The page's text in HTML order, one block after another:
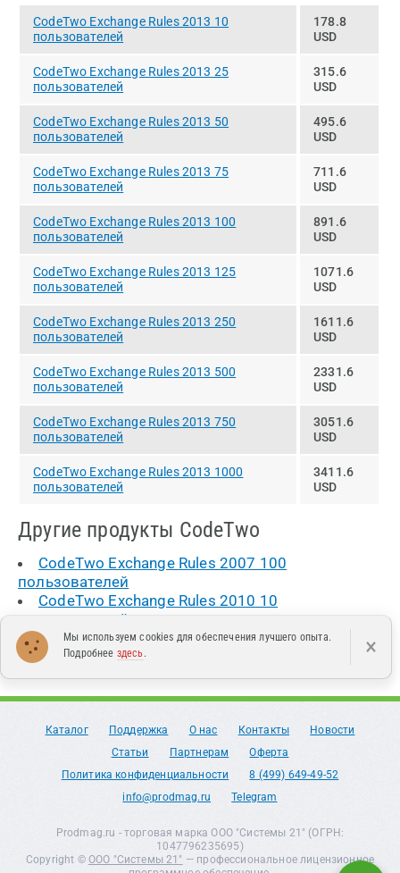
CodeTwo Exchange Rules 2013 10
пользователей
178.8
USD
CodeTwo Exchange Rules 2013 25
пользователей
315.6
USD
CodeTwo Exchange Rules 2013 50
пользователей
495.6
USD
CodeTwo Exchange Rules 2013 75
пользователей
711.6
USD
CodeTwo Exchange Rules 2013 100
пользователей
891.6
USD
CodeTwo Exchange Rules 2013 125
пользователей
1071.6
USD
CodeTwo Exchange Rules 2013 250
пользователей
1611.6
USD
CodeTwo Exchange Rules 2013 500
пользователей
2331.6
USD
CodeTwo Exchange Rules 2013 750
пользователей
3051.6
USD
CodeTwo Exchange Rules 2013 1000
пользователей
3411.6
USD
Другие продукты CodeTwo
CodeTwo Exchange Rules 2007 100
пользователей
CodeTwo Exchange Rules 2010 10
пользователей
CodeTwo Exchange Rules Pro 50 пользователей
Каталог Поддержка О нас Контакты
Новости
Статьи
Партнерам
Оферта
Политика конфиденциальности
8 (499) 649-49-52
info@prodmag.ru
Telegram
Prodmag.ru - торговая марка ООО "Системы 21" (ОГРН:
1047796235695)
Copyright © ООО "Системы 21" — профессиональное лицензионное
Мы используем cookies для обеспечения лучшего опыта.
Подробнее здесь. ×